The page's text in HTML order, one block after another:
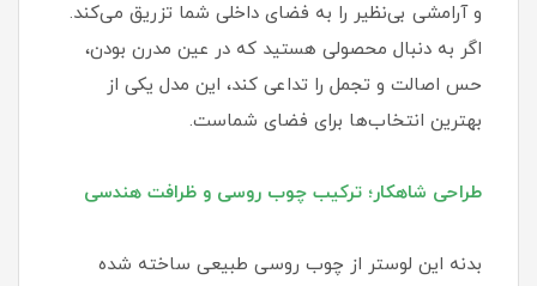
و آرامشی بی‌نظیر را به فضای داخلی شما تزریق می‌کند.
اگر به دنبال محصولی هستید که در عین مدرن بودن،
حس اصالت و تجمل را تداعی کند، این مدل یکی از
بهترین انتخاب‌ها برای فضای شماست.
طراحی شاهکار؛ ترکیب چوب روسی و ظرافت هندسی
بدنه این لوستر از چوب روسی طبیعی ساخته شده